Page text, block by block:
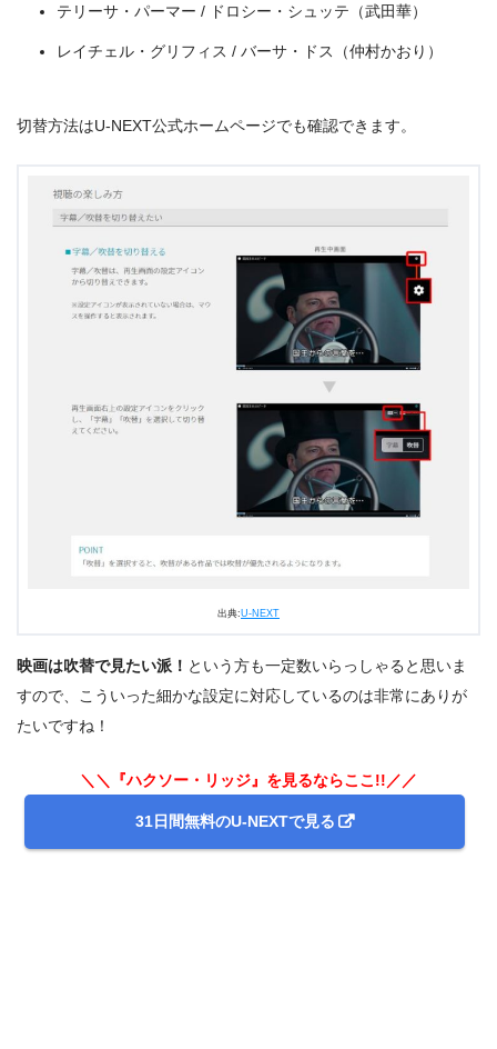
今すぐ無料でU-NEXTで見る
出典:U-NEXT
テリーサ・パーマー / ドロシー・シュッテ（武田華）
レイチェル・グリフィス / バーサ・ドス（仲村かおり）
切替方法はU-NEXT公式ホームページでも確認できます。
出典:U-NEXT
映画は吹替で見たい派！ という方も一定数いらっしゃると思いま
すので、こういった細かな設定に対応しているのは非常にありが
たいですね！
＼＼『ハクソー・リッジ』を見るならここ!!／／
31日間無料のU-NEXTで見る